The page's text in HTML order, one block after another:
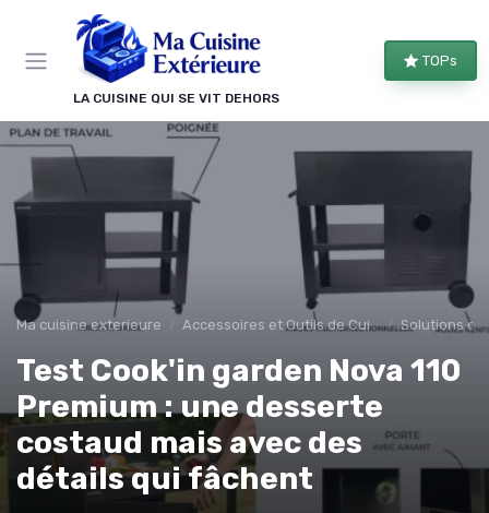
LA CUISINE QUI SE VIT DEHORS
TOPs
Ma cuisine exterieure Accessoires et Outils de Cuisine Solutions de
Test Cook'in garden Nova 110
Premium : une desserte
costaud mais avec des
détails qui fâchent
Panneau de gestion des cookies